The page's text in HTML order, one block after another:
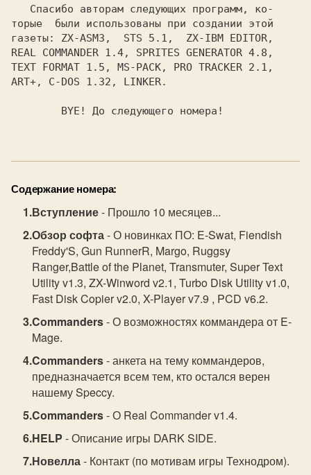
торые  были использованы при создании этой
газеты: ZX-ASM3,  STS 5.1,  ZX-IBM EDITOR,
REAL COMMANDER 1.4, SPRITES GENERATOR 4.8,
TEXT FORMAT 1.5, MS-PACK, PRO TRACKER 2.1,
ART+, C-DOS 1.32, LINKER.
Содержание номера:
Вступление- Прошло 10 месяцев...
Обзор софта- О новинках ПО: E-Swat, Fiendish
Freddy'S, Gun RunnerR, Margo, Ruggsy
Ranger,Battle of the Planet, Transmuter, Super Text
Utility v1.3, ZX-Winword v2.1, Turbo Disk Utility v1.0,
Fast Disk Copier v2.0, X-Player v7.9 , PCD v6.2.
Commanders- О возможностях коммандера от E-
Mage.
Commanders- анкета на тему коммандеров,
предназначается всем тем, кто остался верен
нашему Speccy.
Commanders- О Real Commander v1.4.
HELP - Описание игры DARK SIDE.
Новелла- Контакт (по мотивам игры Технодром).